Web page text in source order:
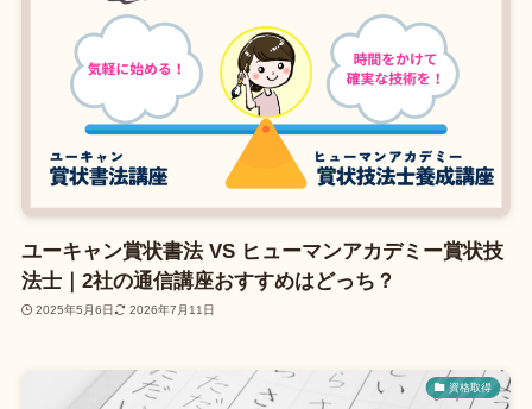
ユーキャン賞状書法 VS ヒューマンアカデミー賞状技
法士｜2社の通信講座おすすめはどっち？
2025年5月6日 2026年7月11日
資格取得